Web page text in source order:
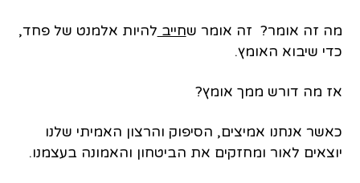
מה זה אומר? זה אומר שחייב להיות אלמנט של פחד,
כדי שיבוא האומץ.
אז מה דורש ממך אומץ?
כאשר אנחנו אמיצים, הסיפוק והרצון האמיתי שלנו
יוצאים לאור ומחזקים את הביטחון והאמונה בעצמנו.